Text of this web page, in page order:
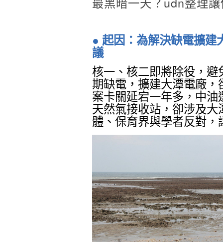
● 起因：為解決缺電擴建
議
核一、核二即將除役，
期缺電，擴建大潭電廠
案卡關延宕一年多，中
天然氣接收站，卻涉及
體、保育界與學者反對